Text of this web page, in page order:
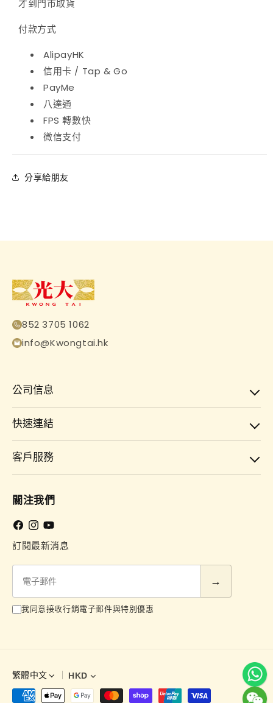
送
一
量
減
少
才到門市取貨
付款方式
AlipayHK
信用卡 / Tap & Go
PayMe
八達通
FPS 轉數快
微信支付
分享給朋友
852 3705 1062
info@Kwongtai.hk
公司信息
快速連結
客戶服務
關注我們
Facebook
Instagram
YouTube
訂閱最新消息
郵我同意接收行銷電子郵件與特別優惠
語
言
繁體中文 HKD